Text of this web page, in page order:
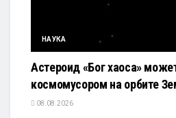
НАУКА
Астероид «Бог хаоса»
космомусором на орбите
08.08.2026